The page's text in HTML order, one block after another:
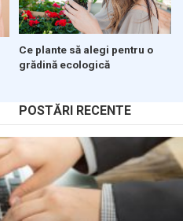
Ce plante să alegi pentru o
grădină ecologică
POSTĂRI RECENTE